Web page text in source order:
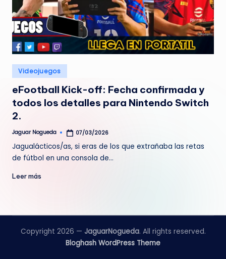
g
u
e
d
aPublicado
en
Videojuegos
eFootball Kick-off: Fecha confirmada y
todos los detalles para Nintendo Switch
2.
Publicado
Jaguar Nogueda 07/03/2026
Jagualácticos/as, si eras de los que extrañaba las retas
de fútbol en una consola de…
Leer más
Copyright 2026 — JaguarNogueda. All rights reserved.
Bloghash WordPress Theme